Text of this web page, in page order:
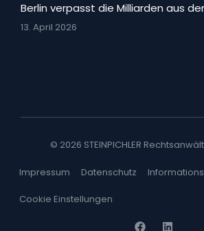
Berlin verpasst die Milliarden aus
13. April 2026
© 2026 STEINPICHLER
Impressum Datenschutz
Cookie Einstellungen